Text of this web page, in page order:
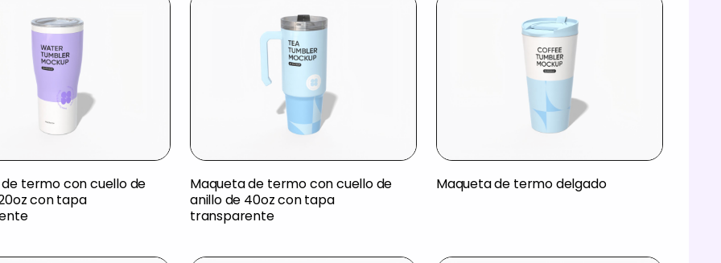
termo con cuello de
con tapa
Maqueta de termo con cuello de
anillo de 40oz con tapa
transparente
Maqueta de termo delgado